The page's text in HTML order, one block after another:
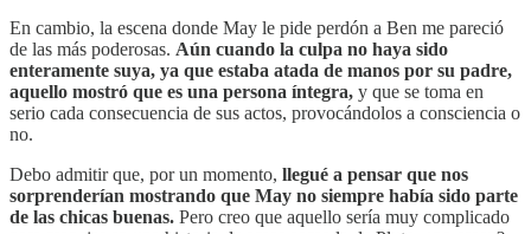
En cambio, la escena donde May le pide perdón a Ben me pareció
de las más poderosas. Aún cuando la culpa no haya sido
enteramente suya, ya que estaba atada de manos por su padre,
aquello mostró que es una persona íntegra, y que se toma en
serio cada consecuencia de sus actos, provocándolos a consciencia o
no.
Debo admitir que, por un momento, llegué a pensar que nos
sorprenderían mostrando que May no siempre había sido parte
de las chicas buenas. Pero creo que aquello sería muy complicado